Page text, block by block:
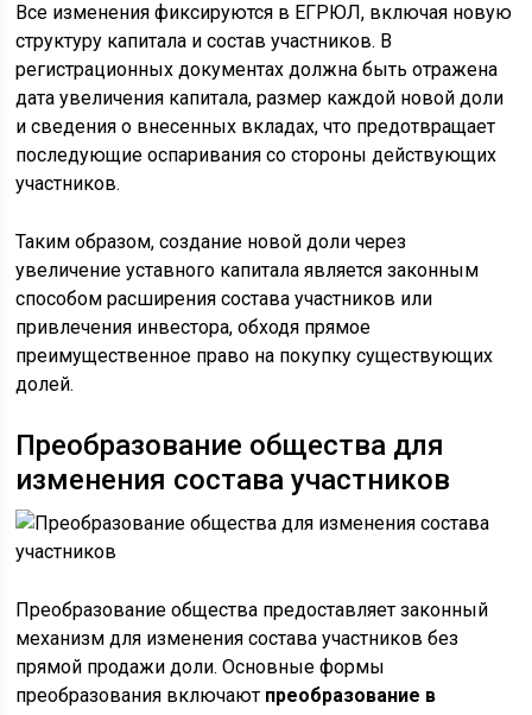
Все изменения фиксируются в ЕГРЮЛ, включая новую
структуру капитала и состав участников. В
регистрационных документах должна быть отражена
дата увеличения капитала, размер каждой новой доли
и сведения о внесенных вкладах, что предотвращает
последующие оспаривания со стороны действующих
участников.
Таким образом, создание новой доли через
увеличение уставного капитала является законным
способом расширения состава участников или
привлечения инвестора, обходя прямое
преимущественное право на покупку существующих
долей.
Преобразование общества для
изменения состава участников
Преобразование общества предоставляет законный
механизм для изменения состава участников без
прямой продажи доли. Основные формы
преобразования включают преобразование в